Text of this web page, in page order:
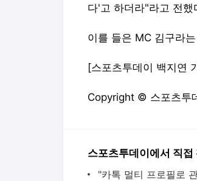
다'고 하더라"라고 전했
이를 들은 MC 김구라
[스포츠투데이 백지연
Copyright © 스포츠투
스포츠투데이에서 직접